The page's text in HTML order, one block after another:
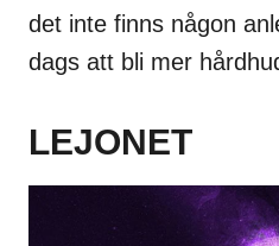
det inte finns någon
dags att bli mer
LEJONET